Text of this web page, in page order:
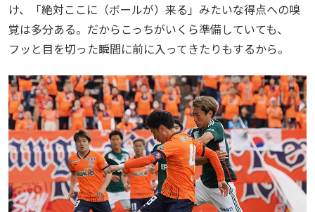
け、「絶対ここに（ボールが）来る」みたいな得点への嗅
覚は多分ある。だからこっちがいくら準備していても、
フッと目を切った瞬間に前に入ってきたりもするから。